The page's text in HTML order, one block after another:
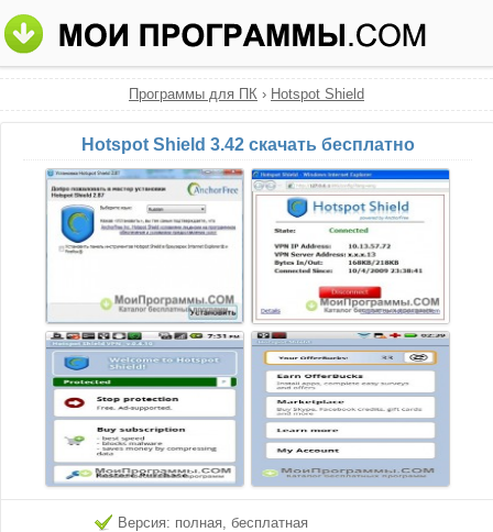
Программы для ПК › Hotspot Shield
Hotspot Shield 3.42 скачать бесплатно
Версия: полная, бесплатная